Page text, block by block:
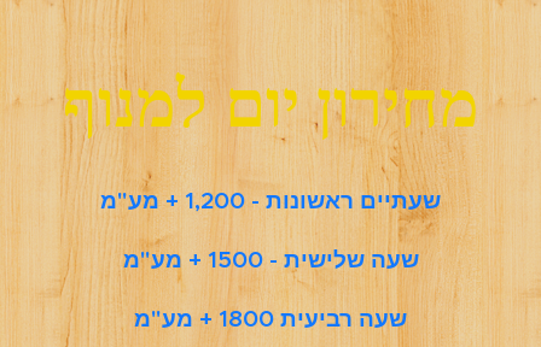
מחירון יום למנוף
שעתיים ראשונות - 1,200 + מע"מ
שעה שלישית - 1500 + מע"מ
שעה רביעית 1800 + מע"מ